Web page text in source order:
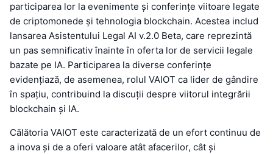
participarea lor la evenimente și conferințe viitoare legate
de criptomonede și tehnologia blockchain. Acestea includ
lansarea Asistentului Legal AI v.2.0 Beta, care reprezintă
un pas semnificativ înainte în oferta lor de servicii legale
bazate pe IA. Participarea la diverse conferințe
evidențiază, de asemenea, rolul VAIOT ca lider de gândire
în spațiu, contribuind la discuții despre viitorul integrării
blockchain și IA.
Călătoria VAIOT este caracterizată de un efort continuu de
a inova și de a oferi valoare atât afacerilor, cât și